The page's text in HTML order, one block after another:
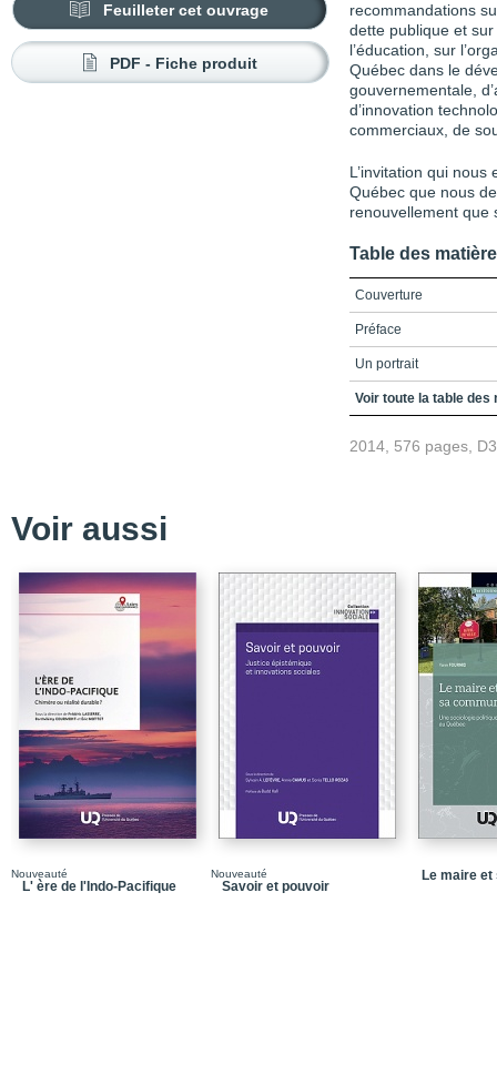
Feuilleter cet ouvrage
PDF - Fiche produit
recommandations
dette publique et
l’éducation, sur
Québec dans le
gouvernementale,
d’innovation
commerciaux, de
L’invitation qui
Québec que nous
renouvellement que
Table des
Couverture
Préface
Un portrait
Comment poursuivre ?
Liste des tableaux
Introduction
ADMINISTRATION
Chapitre 1 -
préoccupation liée à
gestion des services
productrices
Chapitre 3 - Hydro-
Chapitre 4 -
marketing politique !
Voir toute la table des
2014, 576 pages,
Voir aussi
Nouveauté
L' ère de l'Indo-Pacifique
Nouveauté
Savoir et pouvoir
Le maire